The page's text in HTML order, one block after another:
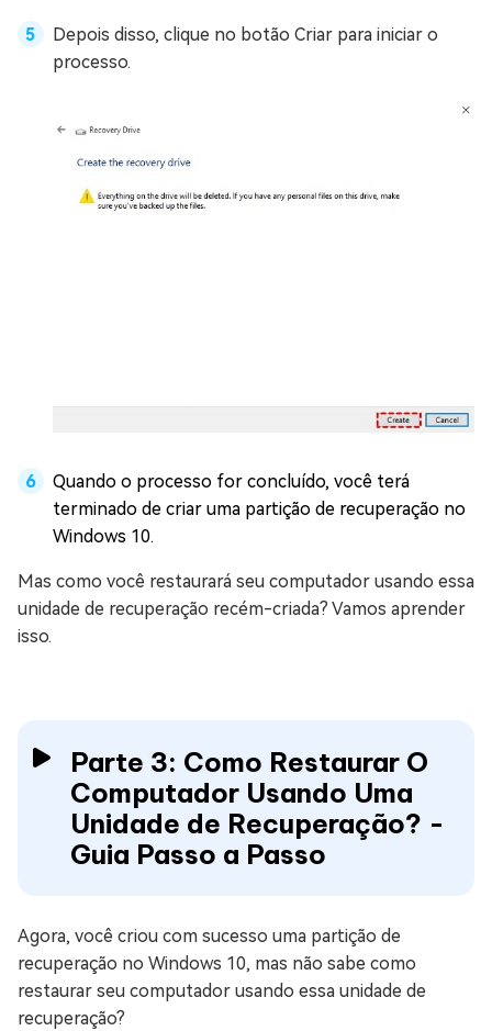
Depois disso, clique no botão Criar para iniciar o
processo.
Quando o processo for concluído, você terá
terminado de criar uma partição de recuperação no
Windows 10.
Mas como você restaurará seu computador usando essa
unidade de recuperação recém-criada? Vamos aprender
isso.
Parte 3: Como Restaurar O
Computador Usando Uma
Unidade de Recuperação? -
Guia Passo a Passo
Agora, você criou com sucesso uma partição de
recuperação no Windows 10, mas não sabe como
restaurar seu computador usando essa unidade de
recuperação?